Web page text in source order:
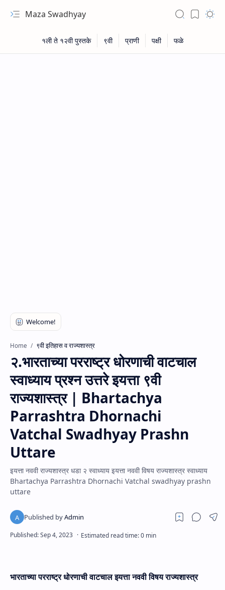
Maza Swadhyay
Home ९वी इतिहास व राज्यशास्त्र
२.भारताच्या परराष्ट्र धोरणाची वाटचाल
स्वाध्याय प्रश्न उत्तरे इयत्ता ९वी
राज्यशास्त्र | Bhartachya
Parrashtra Dhornachi
Vatchal Swadhyay Prashn
Uttare
इयत्ता नववी राज्यशास्त्र धडा २ स्वाध्याय इयत्ता नववी विषय राज्यशास्त्र स्वाध्याय
Bhartachya Parrashtra Dhornachi Vatchal swadhyay prashn
uttare
भारताच्या परराष्ट्र धोरणाची वाटचाल इयत्ता नववी विषय राज्यशास्त्र